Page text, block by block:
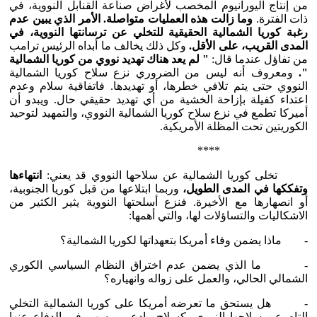
من إنتاج اليورانيوم المخصب لأغراض صناعة القنابل النووية، في
ذات الفترة. وما زالت هذه العمليات متواصلة. الأمر الذي يبين عدم
رغبة كوريا الشمالية الحقيقية للتخلي عن ترسانتها النووية، في
المدى القريب، على الأقل.وكل ذلك يخالف ما أبداه الرئيس ترامب
من تفاؤل عندما قال: " لم يعد هناك تهديد نووي من كوريا الشمالية
". ومعروف أنه ليس من الضروري نزع سلاح كوريا الشمالية
النووي حتى يتم تلافي خطرها، أو تهديدها. فاتفاقية سلام وعدم
اعتداء كفيلة بإزاحة الخشية من أي تهديد حقيقي حال. ويبدو أن
أميركا تطمع في نزع سلاح كوريا الشمالية النووي، والتمهيد لتوحيد
الكوريتين تحت المظلة الأمريكية.
****
تخلى كوريا الشمالية عن سلاحها النووي قد يعني:
انتهاءها
وتفككها في المدى الطويل، وربما ابتلاعها من قبل كوريا الجنوبية،
أو انصهارها مع الأخيرة. فنزع أسلحتها النووية يثير الكثير من
الاشكاليات والتساؤلات لها، والتي أهمها:
- ماذا يضمن وفاء أمريكا بتعهداتها لكوريا الشمالية؟
- ما الذي يضمن عدم اختراق النظام السياسي الكوري
الشمالي الحالي، والعمل على زواله وانهياره؟
- هل يستحق ما تعرضه أمريكا على كوريا الشمالية التخلي